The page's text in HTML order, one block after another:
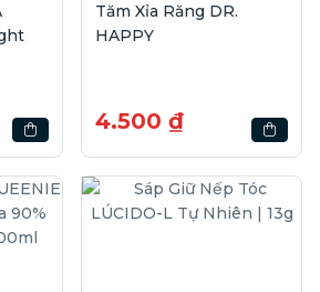
Tăm Xỉa Răng DR.
HAPPY
4.500 ₫